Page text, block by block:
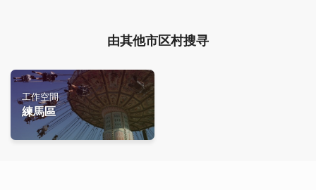
由其他市区村搜寻
工作空間
練馬區